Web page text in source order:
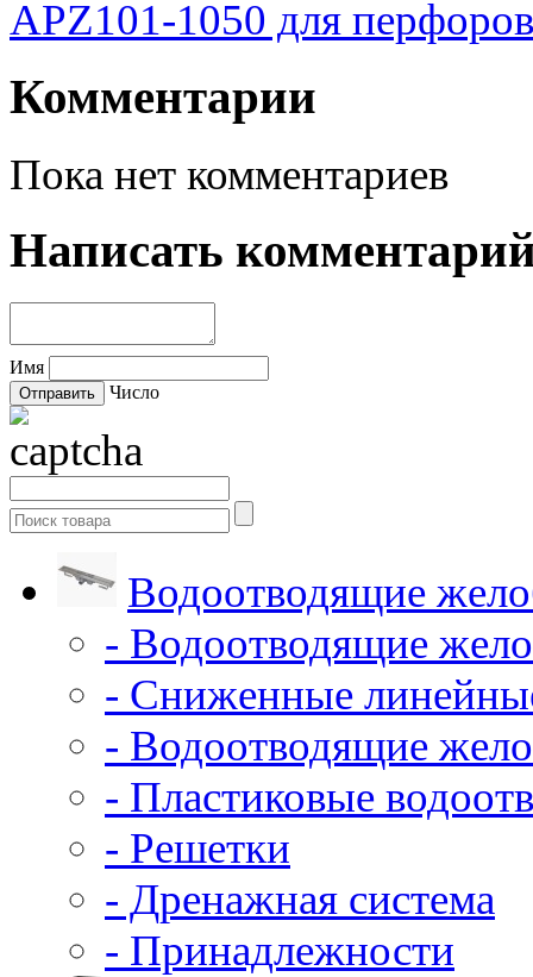
APZ101-1050 для
Комментарии
Пока нет комментариев
Написать
Имя
Число
Водоотводящие
- Водоотводящие
- Сниженные
- Водоотводящие
- Пластиковые
- Решетки
- Дренажная система
- Принадлежности